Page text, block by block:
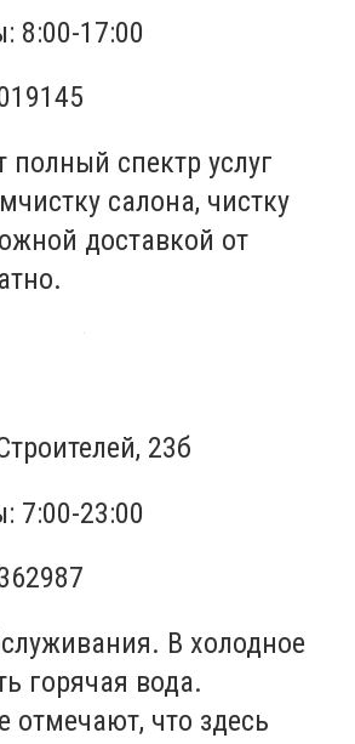
8:00-17:00
полный спектр услуг
салона, чистку
доставкой от
23б
7:00-23:00
В холодное
горячая вода.
отмечают, что здесь